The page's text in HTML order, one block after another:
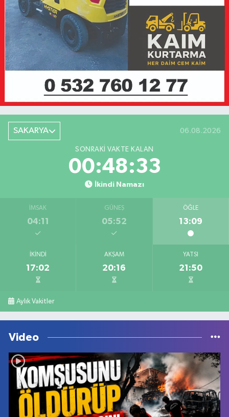
SAKARYA 06.08.2026
SONRAKI VAKTE KALAN
00:48:33
İkindi Namazı
İMSAK
04:11
GÜNEŞ
05:52
ÖĞLE
13:09
İKINDI
17:02
AKŞAM
20:16
YATSI
21:50
Aylık Vakitler
Video